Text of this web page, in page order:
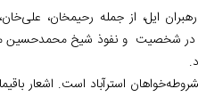
ایل، از جمله رحیم‏خان،
در شخصیت و نفوذ شیخ محمدحسین
استرآباد است. اشعار